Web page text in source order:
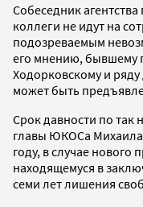
Собеседник
коллеги не идут на
подозреваемым
его мнению, бывшему
Ходорковскому и
может быть
Срок давности по так
главы ЮКОСа Михаила
году, в случае нового
находящемуся в
семи лет лишения